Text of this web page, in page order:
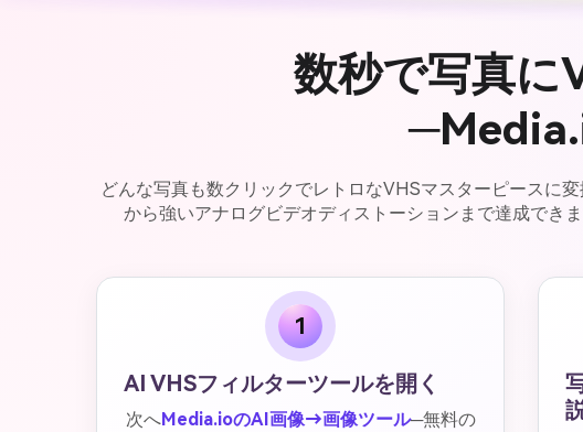
数秒で写真に
どんな写真も数クリックでレトロなVHSマスターピースに
から強いアナログビデオディストーションまで達成でき
1
AI VHSフィルターツールを開く
次へMedia.ioのAI画像→画像ツール─無料の